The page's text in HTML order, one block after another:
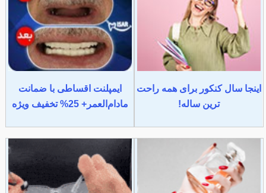
اینجا سال کنکور برای همه راحت
ترین ساله!
ایمپلنت اقساطی با ضمانت
مادام‌العمر+ 25% تخفیف ویژه